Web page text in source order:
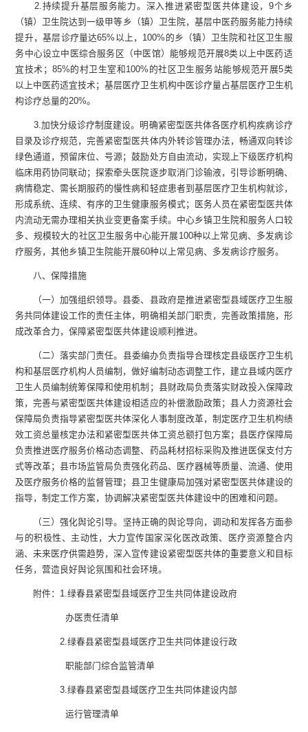
2.持续提升基层服务能力。 深入推进 紧密型 医共体建设，9个乡
（镇） 卫生院达到一级甲等乡 （镇） 卫生院，基层中医药服务能力持续
提升，基层诊疗量达65%以上， 100%的乡 （镇） 卫生院和社区卫生服
务中心设立中医综合服务区（中医馆）能够规范开展8类以上中医药适
宜技术；85%的村卫生室和100%的社区卫生服务站能够规范开展5类
以上中医药适宜技术；基层医疗卫生机构中医诊疗量占基层医疗卫生机
构诊疗总量的20%。
3.加快分级诊疗制度建设。明确紧密型医共体各医疗机构疾病诊疗
目录及诊疗规范，完善紧密型医共体内外转诊管理办法，畅通双向转诊
绿色通道，预留床位、号源；鼓励处方自由流动，实现上下级医疗机构
临床用药协同联动；探索牵头医院逐步取消门诊输液，引导诊断明确、
病情稳定、需长期服药的慢性病和轻症患者到基层医疗卫生机构就诊，
形成系统、连续、有序的卫生健康服务模式；医务人员在紧密型医共体
内流动无需办理相关执业变更备案手续。中心乡镇卫生院和服务人口较
多、规模较大的社区卫生服务中心能开展100种以上常见病、多发病诊
疗服务，其他乡镇卫生院能开展60种以上常见病、多发病诊疗服务。
八、保障措施
（一）加强组织领导。县委、 县政府是推进紧密型县域医疗卫生服
务共同体建设工作的责任主体，明确相关部门职责，完善政策措施，形
成改革合力，保障紧密型医共体建设顺利推进。
（二）落实部门责任。 县委编办负责指导合理核定县级医疗卫生机
构和基层医疗机构人员编制，做好编制动态调整工作，建立县域内医疗
卫生人员编制统筹保障和使用机制；县财政局负责落实财政投入保障政
策，完善与紧密型医共体建设相适应的补偿激励政策；县人力资源社会
保障局负责指导紧密型医共体深化人事制度改革，制定医疗卫生机构绩
效工资总量核定办法和紧密型医共体工资总额打包方案；县医疗保障局
负责推进医疗服务价格动态调整、药品耗材招标采购及推进医保支付方
式等改革；县市场监管局负责强化药品、医疗器械等质量、流通、使用
及医疗服务价格的监督管理；县卫生健康局加强对紧密型医共体建设的
指导，制定工作方案，协调解决紧密型医共体建设中的困难和问题。
（三）强化舆论引导。 坚持正确的舆论导向，调动和发挥各方面参
与的积极性、主动性，大力宣传国家深化医改政策、医疗资源整合内
涵、未来医疗供需趋势，深入宣传建设紧密型医共体的重要意义和目标
任务，营造良好舆论氛围和社会环境。
附件：1.绿春县紧密型县域医疗卫生共同体建设政府
办医责任清单
2.绿春县紧密型县域医疗卫生共同体建设行政
职能部门综合监管清单
3.绿春县紧密型县域医疗卫生共同体建设内部
运行管理清单